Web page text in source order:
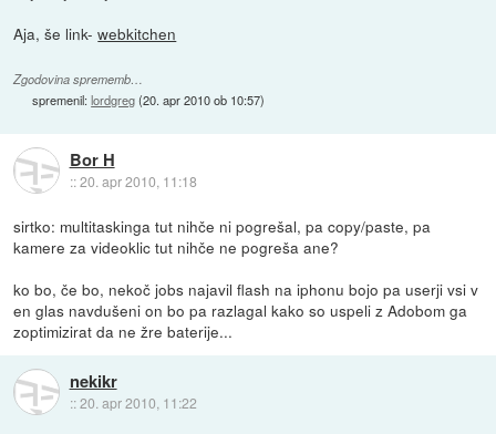
Aja, še link-webkitchen
Zgodovina sprememb…
spremenil:lordgreg(20. apr 2010 ob 10:57)
Bor H
::20. apr 2010, 11:18
sirtko: multitaskinga tut nihče ni pogrešal, pa copy/paste, pa
kamere za videoklic tut nihče ne pogreša ane?
ko bo, če bo, nekoč jobs najavil flash na iphonu bojo pa userji vsi v
en glas navdušeni on bo pa razlagal kako so uspeli z Adobom ga
zoptimizirat da ne žre baterije...
nekikr
::20. apr 2010, 11:22